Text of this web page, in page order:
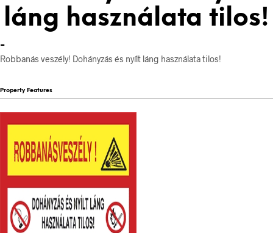
láng használata tilos!
-
Robbanás veszély! Dohányzás és nyílt láng használata tilos!
Property Features